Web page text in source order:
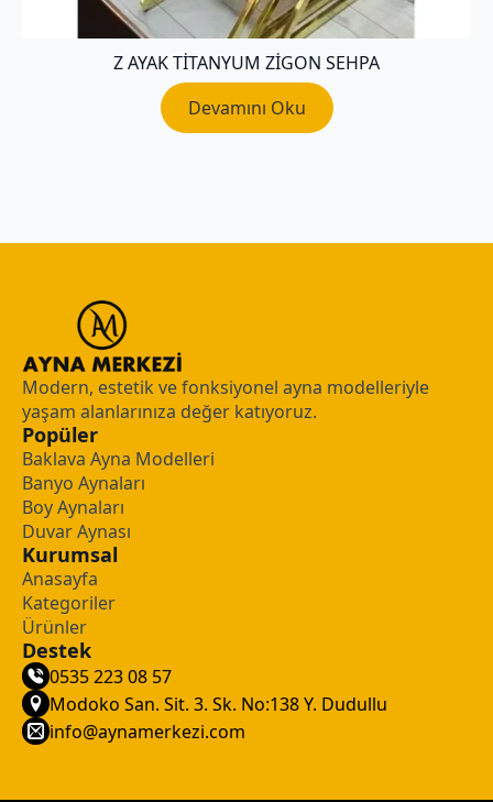
Z AYAK TITANYUM ZIGON SEHPA
Devamını Oku
Modern, estetik ve fonksiyonel ayna modelleriyle
yaşam alanlarınıza değer katıyoruz.
Popüler
Baklava Ayna Modelleri
Banyo Aynaları
Boy Aynaları
Duvar Aynası
Kurumsal
Anasayfa
Kategoriler
Ürünler
Destek
0535 223 08 57
Modoko San. Sit. 3. Sk. No:138 Y. Dudullu
info@aynamerkezi.com